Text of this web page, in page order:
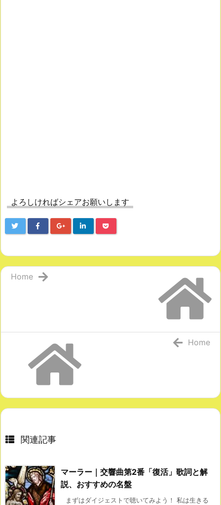
よろしければシェアお願いします
Home
Home
関連記事
マーラー｜交響曲第2番「復活」歌詞と解
説、おすすめの名盤
まずはダイジェストで聴いてみよう！ 私は生きる